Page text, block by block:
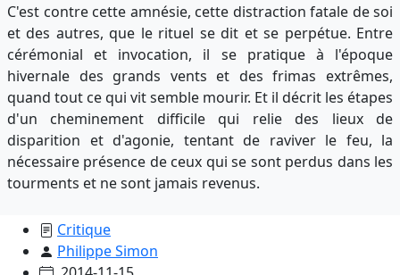
C'est contre cette amnésie, cette distraction fatale de soi
et des autres, que le rituel se dit et se perpétue. Entre
cérémonial et invocation, il se pratique à l'époque
hivernale des grands vents et des frimas extrêmes,
quand tout ce qui vit semble mourir. Et il décrit les étapes
d'un cheminement difficile qui relie des lieux de
disparition et d'agonie, tentant de raviver le feu, la
nécessaire présence de ceux qui se sont perdus dans les
tourments et ne sont jamais revenus.
Critique
Philippe Simon